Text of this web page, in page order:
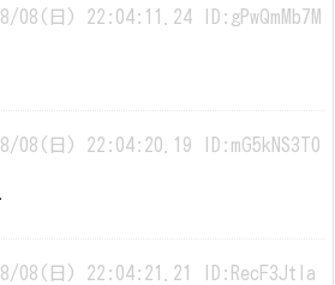
08(日) 22:04:11.24 ID:gPwQmMb7M
08(日) 22:04:20.19 ID:mG5kNS3T0
08(日) 22:04:21.21 ID:RecF3Jtla